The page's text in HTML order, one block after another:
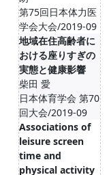
第75回日本体力医
学会大会/2019-09
地域在住高齢者に
おける座りすぎの
実態と健康影響
柴田 愛
日本体育学会 第70
回大会/2019-09
Associations of
leisure screen
time and
physical activity